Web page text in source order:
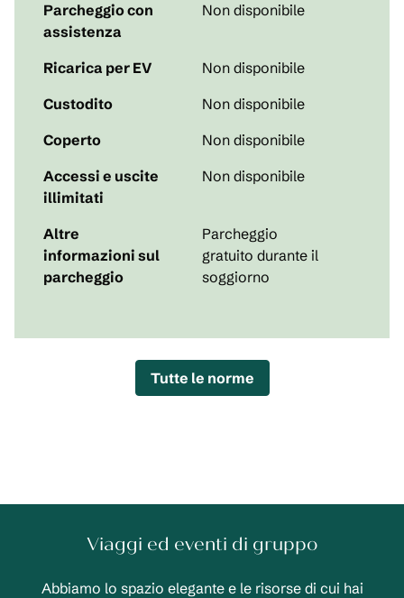
Parcheggio con
assistenza
Non disponibile
Ricarica per EV
Non disponibile
Custodito
Non disponibile
Coperto
Non disponibile
Accessi e uscite
illimitati
Non disponibile
Altre
informazioni sul
parcheggio
Parcheggio
gratuito durante il
soggiorno
Tutte le norme
Viaggi ed eventi di gruppo
Abbiamo lo spazio elegante e le risorse di cui hai